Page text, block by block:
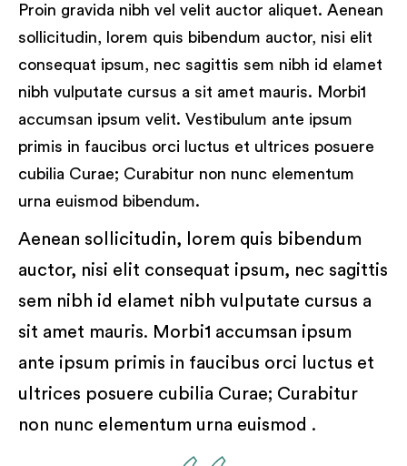
Proin gravida nibh vel velit auctor aliquet. Aenean
sollicitudin, lorem quis bibendum auctor, nisi elit
consequat ipsum, nec sagittis sem nibh id elamet
nibh vulputate cursus a sit amet mauris. Morbi1
accumsan ipsum velit. Vestibulum ante ipsum
primis in faucibus orci luctus et ultrices posuere
cubilia Curae; Curabitur non nunc elementum
urna euismod bibendum.
Aenean sollicitudin, lorem quis bibendum
auctor, nisi elit consequat ipsum, nec sagittis
sem nibh id elamet nibh vulputate cursus a
sit amet mauris. Morbi1 accumsan ipsum
ante ipsum primis in faucibus orci luctus et
ultrices posuere cubilia Curae; Curabitur
non nunc elementum urna euismod .